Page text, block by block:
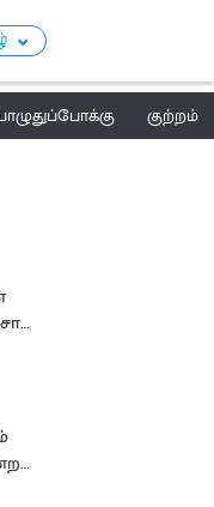
குற்றம்